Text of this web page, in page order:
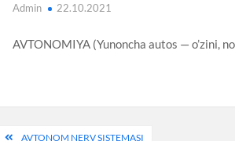
Admin 22.10.2021
AVTONOMIYA (Yunoncha autos — o’zini,
AVTONOM NERV SISTEMASI